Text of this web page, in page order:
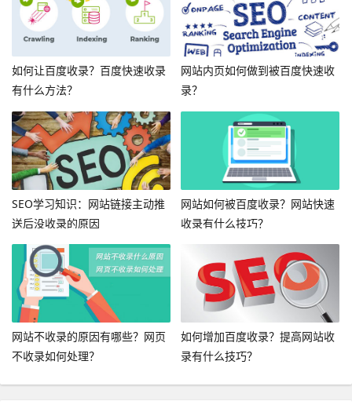
如何让百度收录？百度快速收录
有什么方法？
网站内页如何做到被百度快速收
录？
SEO学习知识：网站链接主动推
送后没收录的原因
网站如何被百度收录？网站快速
收录有什么技巧？
网站不收录的原因有哪些？网页
不收录如何处理？
如何增加百度收录？提高网站收
录有什么技巧？